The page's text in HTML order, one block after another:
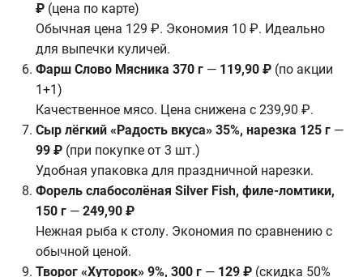
₽ (цена по карте)
Обычная цена 129 ₽. Экономия 10 ₽. Идеально
для выпечки куличей.
Фарш Слово Мясника 370 г — 119,90 ₽ (по акции
1+1)
Качественное мясо. Цена снижена с 239,90 ₽.
Сыр лёгкий «Радость вкуса» 35%, нарезка 125 г —
99 ₽ (при покупке от 3 шт.)
Удобная упаковка для праздничной нарезки.
Форель слабосолёная Silver Fish, филе-ломтики,
150 г — 249,90 ₽
Нежная рыба к столу. Экономия по сравнению с
обычной ценой.
Творог «Хуторок» 9%, 300 г — 129 ₽ (скидка 50%